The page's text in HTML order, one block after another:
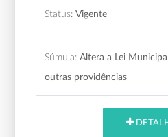
Status: Vigente
Súmula: Altera a Lei
outras providências